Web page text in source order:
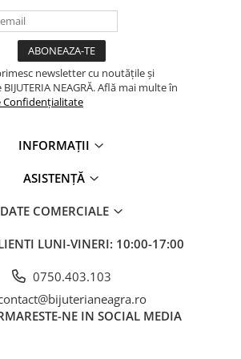
newsletter cu noutățile și
NEAGRĂ. Află mai multe în
Confidențialitate
INFORMAȚII
ASISTENȚĂ
DATE COMERCIALE
LUNI-VINERI: 10:00-17:00
0750.403.103
NE IN SOCIAL MEDIA